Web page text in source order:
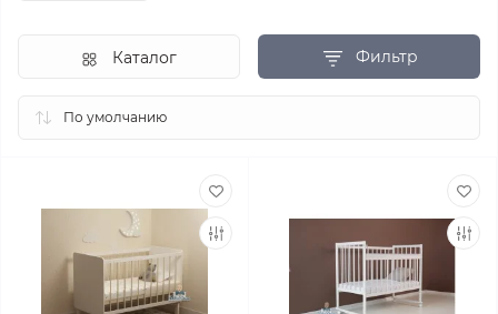
выбирают и стандартные модели с комплектом
матрасов. В любом из случаев такая мебель должна
документации — ГОСТ, ТУ.
Каким требованиям должны
отвечать кровати для
новорожденных
Итак, мебель в виде кровати для только недавно
Фильтр
Каталог